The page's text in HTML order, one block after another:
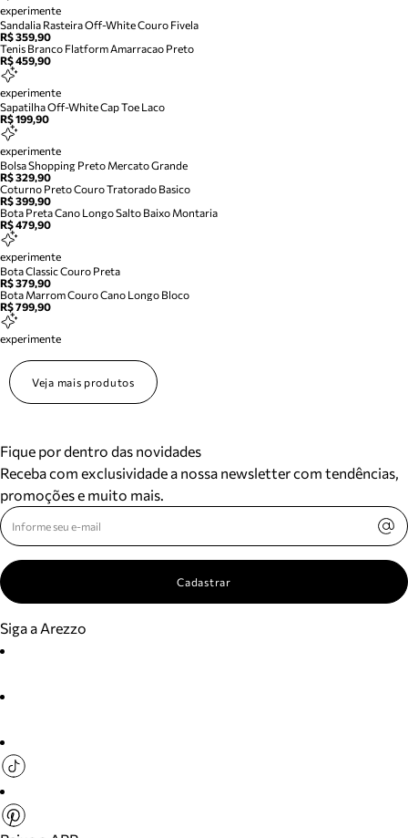
experimente
Sandalia Rasteira Off-White Couro Fivela
R$ 359,90
Tenis Branco Flatform Amarracao Preto
R$ 459,90
experimente
Sapatilha Off-White Cap Toe Laco
R$ 199,90
experimente
Bolsa Shopping Preto Mercato Grande
R$ 329,90
Coturno Preto Couro Tratorado Basico
R$ 399,90
Bota Preta Cano Longo Salto Baixo Montaria
R$ 479,90
experimente
Bota Classic Couro Preta
R$ 379,90
Bota Marrom Couro Cano Longo Bloco
R$ 799,90
experimente
Veja mais produtos
Fique por dentro das novidades
Receba com exclusividade a nossa newsletter com tendências,
promoções e muito mais.
Cadastrar
Siga a Arezzo